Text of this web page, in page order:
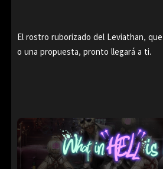
El rostro ruborizado del Leviathan,
o una propuesta, pronto llegará a ti.